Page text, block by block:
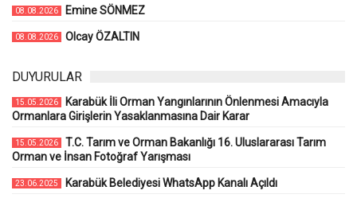
08.08.2026 Emine SÖNMEZ
08.08.2026 Olcay ÖZALTIN
DUYURULAR
15.05.2026
Karabük İli Orman Yangınlarının Önlenmesi Amacıyla
Ormanlara Girişlerin Yasaklanmasına Dair Karar
15.05.2026
T.C. Tarım ve Orman Bakanlığı 16. Uluslararası Tarım
Orman ve İnsan Fotoğraf Yarışması
23.06.2025 Karabük Belediyesi WhatsApp Kanalı Açıldı